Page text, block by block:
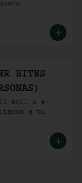
BITES
Roll & 4
a tu